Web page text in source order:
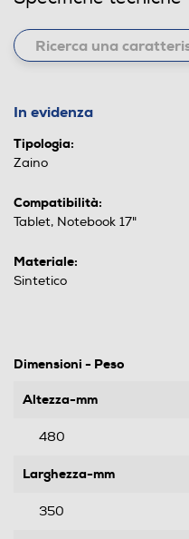
In evidenza
Tipologia:
Zaino
Compatibilità:
Tablet, Notebook 17"
Materiale:
Sintetico
Dimensioni - Peso
Altezza-mm
480
Larghezza-mm
350